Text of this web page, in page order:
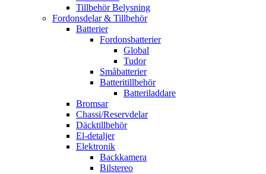
Tillbehör Belysning
Fordonsdelar & Tillbehör
Batterier
Fordonsbatterier
Global
Tudor
Småbatterier
Batteritillbehör
Batteriladdare
Bromsar
Chassi/Reservdelar
Däcktillbehör
El-detaljer
Elektronik
Backkamera
Bilstereo